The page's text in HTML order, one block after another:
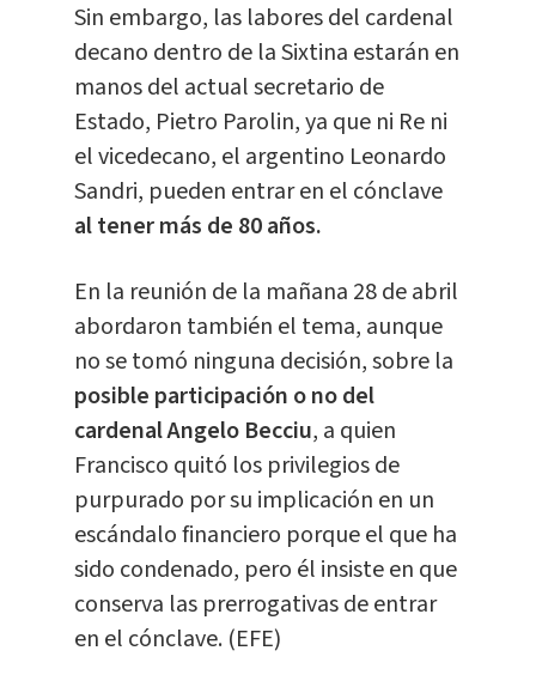
Sin embargo, las labores del cardenal
decano dentro de la Sixtina estarán en
manos del actual secretario de
Estado, Pietro Parolin, ya que ni Re ni
el vicedecano, el argentino Leonardo
Sandri, pueden entrar en el cónclave
al tener más de 80 años.
En la reunión de la mañana 28 de abril
abordaron también el tema, aunque
no se tomó ninguna decisión, sobre la
posible participación o no del
cardenal Angelo Becciu, a quien
Francisco quitó los privilegios de
purpurado por su implicación en un
escándalo financiero porque el que ha
sido condenado, pero él insiste en que
conserva las prerrogativas de entrar
en el cónclave. (EFE)